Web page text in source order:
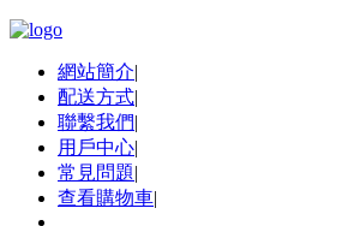
網站簡介|
配送方式|
聯繫我們|
用戶中心|
常見問題|
查看購物車|